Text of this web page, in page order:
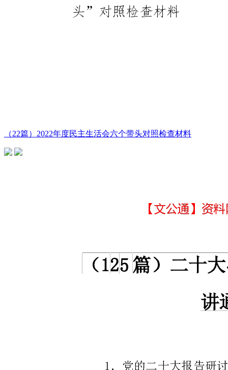
（22篇）2022年度民主生活会六个带头对照检查材料